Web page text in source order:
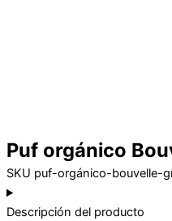
Puf orgánico
SKU puf-orgánico-bouvelle-
Descripción del producto